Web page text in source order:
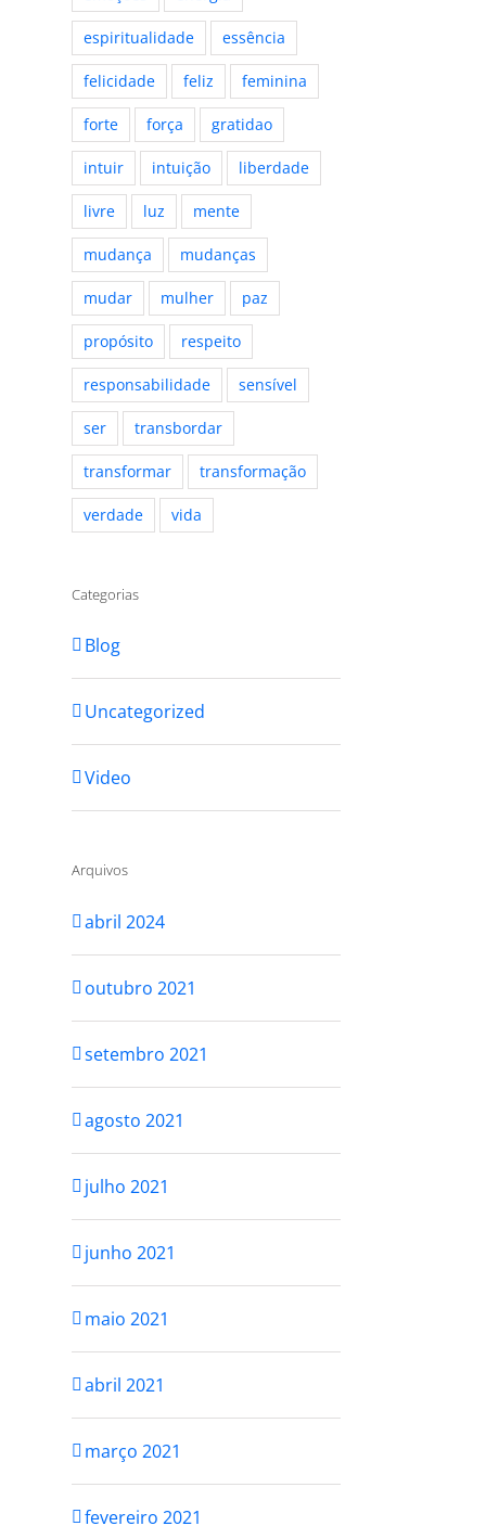
espiritualidade essência
felicidade feliz feminina
forte força gratidao
intuir intuição liberdade
livre luz mente
mudança mudanças
mudar mulher paz
propósito respeito
responsabilidade sensível
ser transbordar
transformar transformação
verdade vida
Categorias
Blog
Uncategorized
Video
Arquivos
abril 2024
outubro 2021
setembro 2021
agosto 2021
julho 2021
junho 2021
maio 2021
abril 2021
março 2021
fevereiro 2021